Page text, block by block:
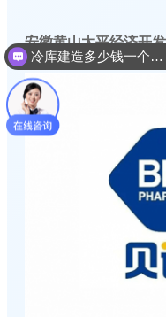
安徽黄山太平经济开
冷库建造多少钱一个平方